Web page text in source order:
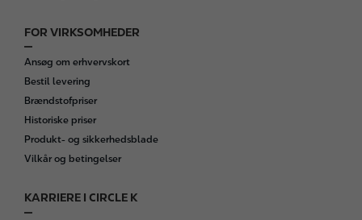
FOR VIRKSOMHEDER
Ansøg om erhvervskort
Bestil levering
Brændstofpriser
Historiske priser
Produkt- og sikkerhedsblade
Vilkår og betingelser
KARRIERE I CIRCLE K